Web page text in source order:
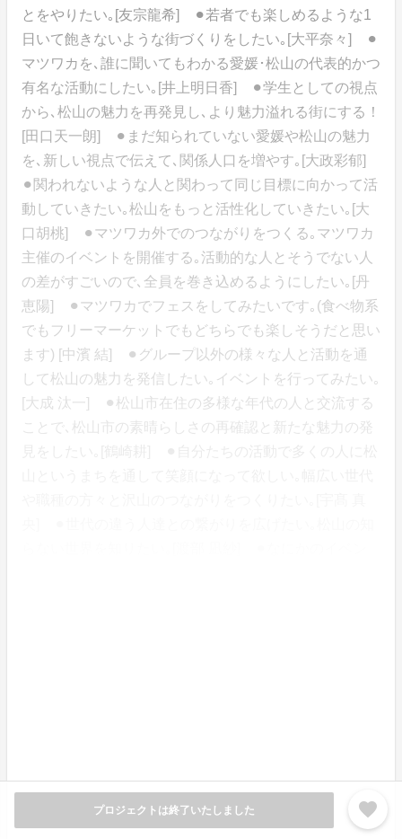
プロジェクトは終了いたしました favorite
とをやりたい｡[友宗龍希] ⚫︎若者でも楽しめるような1
日いて飽きないような街づくりをしたい｡[大平奈々] ⚫︎
マツワカを､誰に聞いてもわかる愛媛･松山の代表的かつ
有名な活動にしたい｡[井上明日香] ⚫︎学生としての視点
から､松山の魅力を再発見し､より魅力溢れる街にする！
[田口天一朗] ⚫︎まだ知られていない愛媛や松山の魅力
を､新しい視点で伝えて､関係人口を増やす｡[大政彩郁]
⚫︎関われないような人と関わって同じ目標に向かって活
動していきたい｡松山をもっと活性化していきたい｡[大
口胡桃] ⚫︎マツワカ外でのつながりをつくる｡マツワカ
主催のイベントを開催する｡活動的な人とそうでない人
の差がすごいので､全員を巻き込めるようにしたい｡[丹
恵陽] ⚫︎マツワカでフェスをしてみたいです｡(食べ物系
でもフリーマーケットでもどちらでも楽しそうだと思い
ます) [中濱 結] ⚫︎グループ以外の様々な人と活動を通
して松山の魅力を発信したい｡イベントを行ってみたい｡
[大成 汰一] ⚫︎松山市在住の多様な年代の人と交流する
ことで､松山市の素晴らしさの再確認と新たな魅力の発
ろん､有名ではない場所も含め､松山市の日常をリアルに
お届けする企画がしたいです｡[森下美咲] ⚫︎松山に貢献